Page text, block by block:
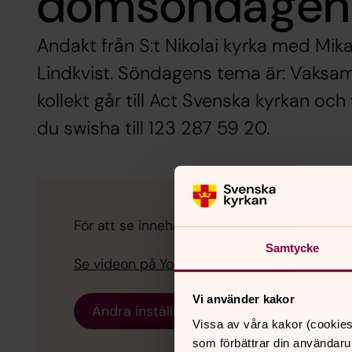
Samtycke
Vi använder kakor
Vissa av våra kakor
som förbättrar din
Andakt från S:t Nikolai kyrka med
Lindkvist. Söndagens tema är:
kollekt går till Act Svenska kyrkan
du swisha till 123 287 59 20.
För att se innehållet behöver du acceptera
Se videon på YouTube i stället.
Ändra inställningar